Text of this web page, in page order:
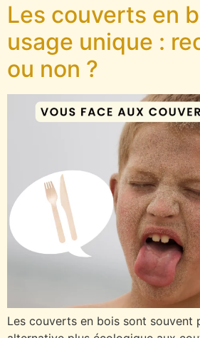
Les couverts en
usage unique :
ou non ?
Les couverts en bois sont souvent